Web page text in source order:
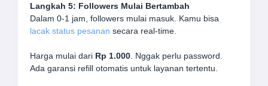
Langkah 5: Followers Mulai Bertambah
Dalam 0-1 jam, followers mulai masuk. Kamu bisa
lacak status pesanan secara real-time.
Harga mulai dari Rp 1.000 . Nggak perlu password.
Ada garansi refill otomatis untuk layanan tertentu.